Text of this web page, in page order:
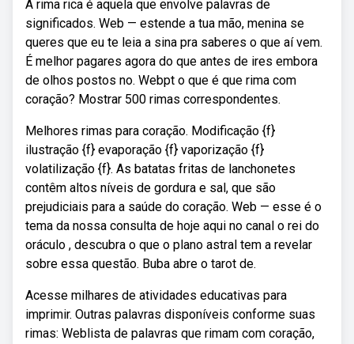
A rima rica é aquela que envolve palavras de
significados. Web — estende a tua mão, menina se
queres que eu te leia a sina pra saberes o que aí vem.
É melhor pagares agora do que antes de ires embora
de olhos postos no. Webpt o que é que rima com
coração? Mostrar 500 rimas correspondentes.
Melhores rimas para coração. Modificação {f}
ilustração {f} evaporação {f} vaporização {f}
volatilização {f}. As batatas fritas de lanchonetes
contêm altos níveis de gordura e sal, que são
prejudiciais para a saúde do coração. Web — esse é o
tema da nossa consulta de hoje aqui no canal o rei do
oráculo , descubra o que o plano astral tem a revelar
sobre essa questão. Buba abre o tarot de.
Acesse milhares de atividades educativas para
imprimir. Outras palavras disponíveis conforme suas
rimas: Weblista de palavras que rimam com coração,